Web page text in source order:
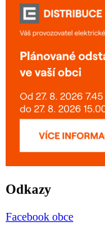
Odkazy
Facebook obce